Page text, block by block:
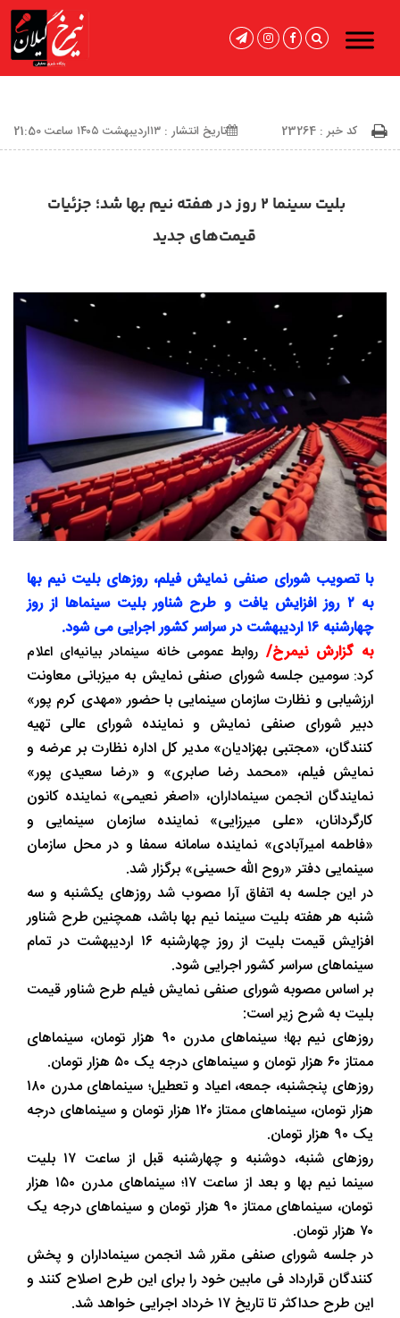
کد خبر : 23264 تاریخ انتشار : ۱۳اردیبهشت ۱۴۰۵ ساعت 21:50
بلیت سینما ۲ روز در هفته نیم‌ بها شد؛ جزئیات
قیمت‌های جدید
با تصویب شورای صنفی نمایش فیلم، روزهای بلیت نیم بها
به ۲ روز افزایش یافت و طرح شناور بلیت سینماها از روز
چهارشنبه ۱۶ اردیبهشت در سراسر کشور اجرایی می شود.
به گزارش نیمرخ/ روابط عمومی خانه سینمادر بیانیه‌ای اعلام
کرد:سومین جلسه شورای صنفی نمایش به میزبانی معاونت
ارزشیابی و نظارت سازمان سینمایی با حضور «مهدی کرم پور»
دبیر شورای صنفی نمایش و نماینده شورای عالی تهیه
کنندگان، «مجتبی بهزادیان» مدیر کل اداره نظارت بر عرضه و
نمایش فیلم، «محمد رضا صابری» و «رضا سعیدی پور»
نمایندگان انجمن سینماداران، «اصغر نعیمی» نماینده کانون
کارگردانان، «علی میرزایی» نماینده سازمان سینمایی و
«فاطمه امیرآبادی» نماینده سامانه سمفا و در محل سازمان
سینمایی دفتر «روح الله حسینی» برگزار شد.
در این جلسه به اتفاق آرا مصوب شد روزهای یکشنبه و سه
شنبه هر هفته بلیت سینما نیم بها باشد، همچنین طرح شناور
افزایش قیمت بلیت از روز چهارشنبه ۱۶ اردیبهشت در تمام
سینماهای سراسر کشور اجرایی شود.
بر اساس مصوبه شورای صنفی نمایش فیلم طرح شناور قیمت
بلیت به شرح زیر است:
روزهای نیم بها؛ سینماهای مدرن ۹۰ هزار تومان، سینماهای
ممتاز ۶۰ هزار تومان و سینماهای درجه یک ۵۰ هزار تومان.
روزهای پنجشنبه، جمعه، اعیاد و تعطیل؛ سینماهای مدرن ۱۸۰
هزار تومان، سینماهای ممتاز ۱۲۰ هزار تومان و سینماهای درجه
یک ۹۰ هزار تومان.
روزهای شنبه، دوشنبه و چهارشنبه قبل از ساعت ۱۷ بلیت
سینما نیم بها و بعد از ساعت ۱۷؛ سینماهای مدرن ۱۵۰ هزار
تومان، سینماهای ممتاز ۹۰ هزار تومان و سینماهای درجه یک
۷۰ هزار تومان.
در جلسه شورای صنفی مقرر شد انجمن سینماداران و پخش
کنندگان قرارداد فی مابین خود را برای این طرح اصلاح کنند و
این طرح حداکثر تا تاریخ ۱۷ خرداد اجرایی خواهد شد.